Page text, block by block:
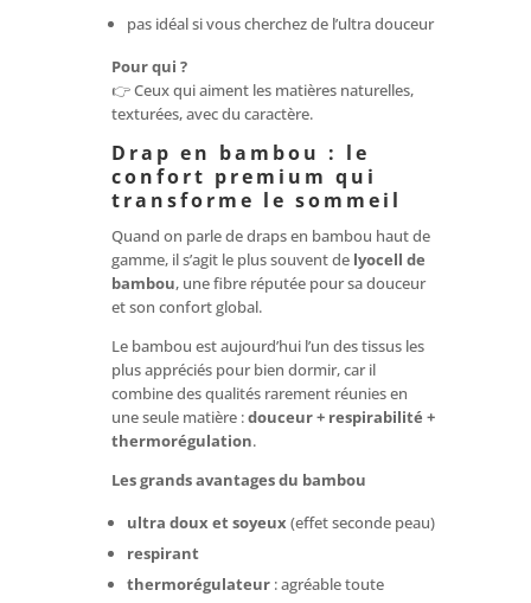
pas idéal si vous cherchez de l’ultra douceur
Pour qui ?
👉 Ceux qui aiment les matières naturelles,
texturées, avec du caractère.
Drap en bambou : le
confort premium qui
transforme le sommeil
Quand on parle de draps en bambou haut de
gamme, il s’agit le plus souvent de lyocell de
bambou, une fibre réputée pour sa douceur
et son confort global.
Le bambou est aujourd’hui l’un des tissus les
plus appréciés pour bien dormir, car il
combine des qualités rarement réunies en
une seule matière :douceur + respirabilité +
thermorégulation.
Les grands avantages du bambou
ultra doux et soyeux (effet seconde peau)
respirant
thermorégulateur : agréable toute